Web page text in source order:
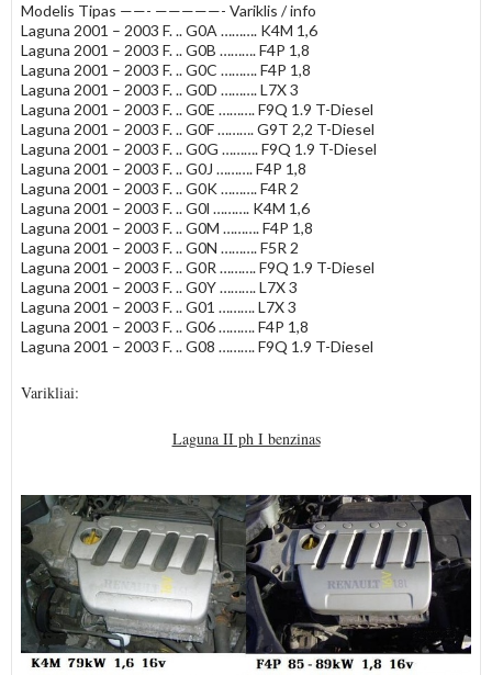
Modelis Tipas ——- —————- Variklis / info
Laguna 2001 – 2003 F. .. G0A ………. K4M 1,6
Laguna 2001 – 2003 F. .. G0B ………. F4P 1,8
Laguna 2001 – 2003 F. .. G0C ………. F4P 1,8
Laguna 2001 – 2003 F. .. G0D ………. L7X 3
Laguna 2001 – 2003 F. .. G0E ………. F9Q 1.9 T-Diesel
Laguna 2001 – 2003 F. .. G0F ………. G9T 2,2 T-Diesel
Laguna 2001 – 2003 F. .. G0G ………. F9Q 1.9 T-Diesel
Laguna 2001 – 2003 F. .. G0J ………. F4P 1,8
Laguna 2001 – 2003 F. .. G0K ………. F4R 2
Laguna 2001 – 2003 F. .. G0l ………. K4M 1,6
Laguna 2001 – 2003 F. .. G0M ………. F4P 1,8
Laguna 2001 – 2003 F. .. G0N ………. F5R 2
Laguna 2001 – 2003 F. .. G0R ………. F9Q 1.9 T-Diesel
Laguna 2001 – 2003 F. .. G0Y ………. L7X 3
Laguna 2001 – 2003 F. .. G01 ………. L7X 3
Laguna 2001 – 2003 F. .. G06 ………. F4P 1,8
Laguna 2001 – 2003 F. .. G08 ………. F9Q 1.9 T-Diesel
Varikliai:
Laguna II ph I benzinas